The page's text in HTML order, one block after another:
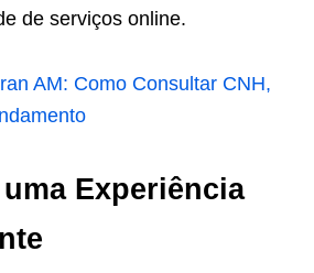
de serviços online.
AM: Como Consultar CNH,
Experiência